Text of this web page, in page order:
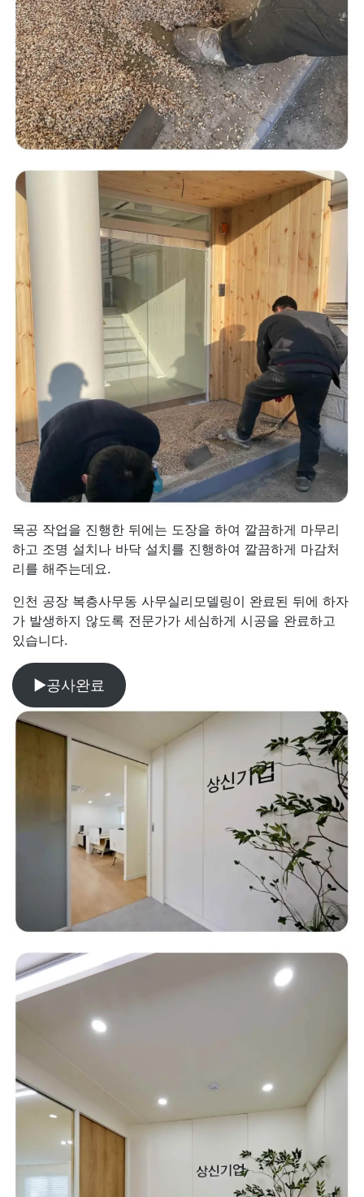
목공 작업을 진행한 뒤에는 도장을 하여 깔끔하게 마무리
하고 조명 설치나 바닥 설치를 진행하여 깔끔하게 마감처
리를 해주는데요.
인천 공장 복층사무동 사무실리모델링이 완료된 뒤에 하자
가 발생하지 않도록 전문가가 세심하게 시공을 완료하고
있습니다.
▶공사완료